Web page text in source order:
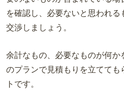
を確認し、必要ないと思われる
交渉しましょう。
余計なもの、必要なものが何か
のプランで見積もりを立てても
トです。